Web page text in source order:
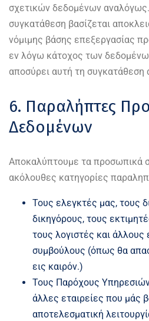
σχετικών δεδομένων
συγκατάθεση βασίζεται
νόμιμης βάσης επεξεργασίας
εν λόγω κάτοχος των
αποσύρει αυτή τη συγκατάθεση
6. Παραλήπτες
Δεδομένων
Αποκαλύπτουμε τα προσωπικά
ακόλουθες κατηγορίες
Τους ελεγκτές μας, τους
δικηγόρους, τους
τους λογιστές και άλλους
συμβούλους (όπως θα
εις καιρόν.)
Τους Παρόχους
άλλες εταιρείες που μάς
αποτελεσματική